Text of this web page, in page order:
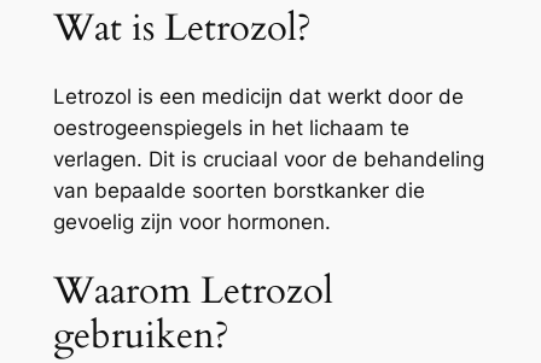
Wat is Letrozol?
Letrozol is een medicijn dat werkt door de
oestrogeenspiegels in het lichaam te
verlagen. Dit is cruciaal voor de behandeling
van bepaalde soorten borstkanker die
gevoelig zijn voor hormonen.
Waarom Letrozol
gebruiken?